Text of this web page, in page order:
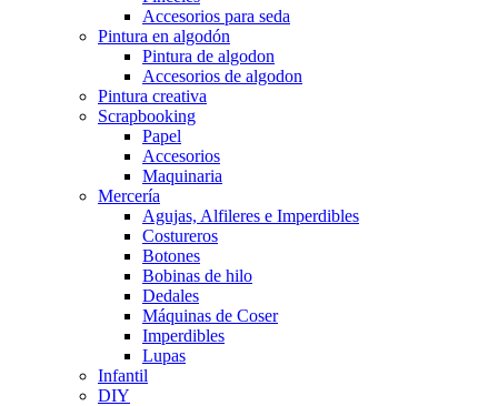
Accesorios para seda
Pintura en algodón
Pintura de algodon
Accesorios de algodon
Pintura creativa
Scrapbooking
Papel
Accesorios
Maquinaria
Mercería
Agujas, Alfileres e Imperdibles
Costureros
Botones
Bobinas de hilo
Dedales
Máquinas de Coser
Imperdibles
Lupas
Infantil
DIY